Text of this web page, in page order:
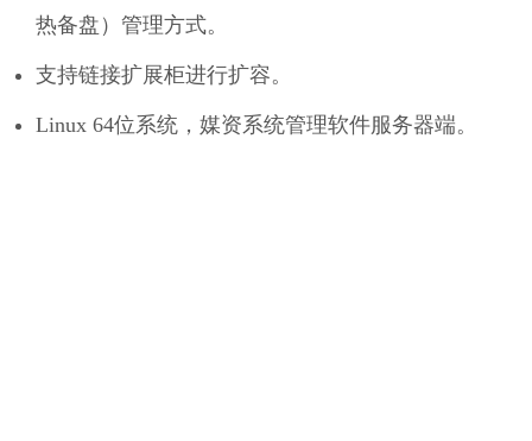
热备盘）管理方式。
支持链接扩展柜进行扩容。
Linux 64位系统，媒资系统管理软件服务器端。